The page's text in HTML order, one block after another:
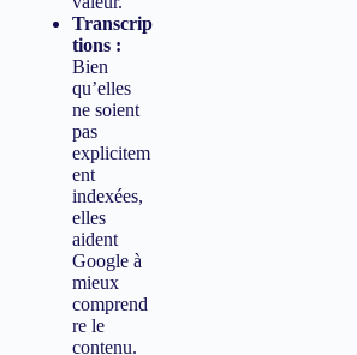
Transcrip
tions :
Bien
qu’elles
ne soient
pas
explicitem
ent
indexées,
elles
aident
Google à
mieux
comprend
re le
contenu.